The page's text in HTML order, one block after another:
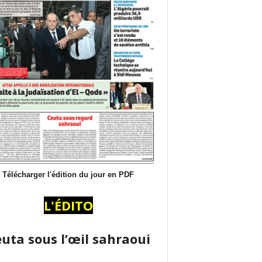
Télécharger l'édition du jour en PDF
L'ÉDITO
sous l’œil sahraoui